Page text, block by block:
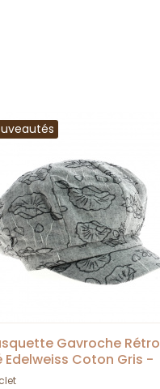
Gavroche Rétro
Edelweiss Coton Gris -